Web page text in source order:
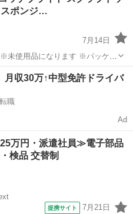
スポンジ…
7月14日
未使用品になります ※パッケー
ざいません ※参考価格/1,198円
※他、在庫1セットあります 商品の特徴 スポンジについた汚...
月収30万↑中型免許ドライバ
職
Ad
万円・派遣社員≫電子部品
検品 交替制
提携サイト 7月21日